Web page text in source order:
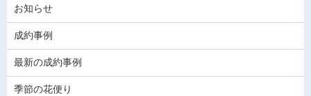
お知らせ
成約事例
最新の成約事例
季節の花便り